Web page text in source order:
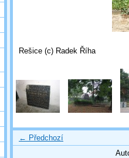
Rešice (c) Radek Říha
← Předchozí